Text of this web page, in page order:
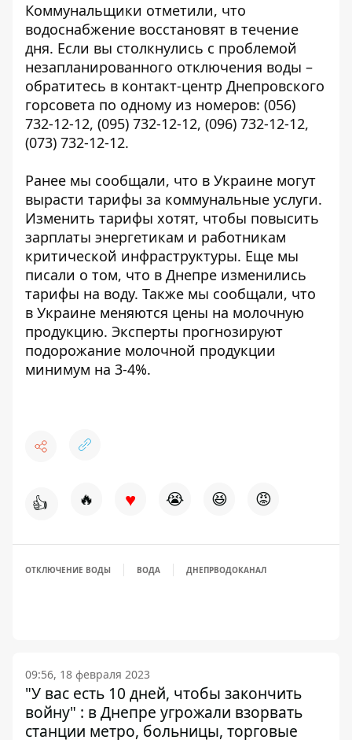
Коммунальщики отметили, что
водоснабжение восстановят в течение
дня. Если вы столкнулись с проблемой
незапланированного отключения воды –
обратитесь в контакт-центр Днепровского
горсовета по одному из номеров: (056)
732-12-12, (095) 732-12-12, (096) 732-12-12,
(073) 732-12-12.
Ранее мы сообщали, что в Украине могут
вырасти тарифы за коммунальные услуги.
Изменить тарифы хотят, чтобы повысить
зарплаты энергетикам и работникам
критической инфраструктуры. Еще мы
писали о том, что в Днепре изменились
тарифы на воду. Также мы сообщали, что
в Украине меняются цены на молочную
продукцию. Эксперты прогнозируют
подорожание молочной продукции
минимум на 3-4%.
👍 🔥 ♥ 😭 😆 😡
ОТКЛЮЧЕНИЕ ВОДЫ ВОДА ДНЕПРВОДОКАНАЛ
09:56, 18 февраля 2023
"У вас есть 10 дней, чтобы закончить
войну" : в Днепре угрожали взорвать
станции метро, больницы, торговые